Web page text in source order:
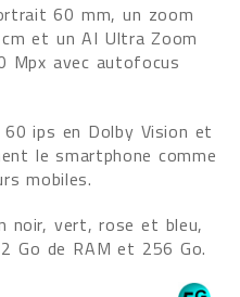
60 mm, un zoom
et un AI Ultra Zoom
Mpx avec autofocus
60 ips en Dolby Vision et
le smartphone comme
mobiles.
noir, vert, rose et bleu,
Go de RAM et 256 Go.